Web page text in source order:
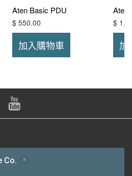
Aten Basic PDU
$ 550.00
加入購物車
Aten
$
加